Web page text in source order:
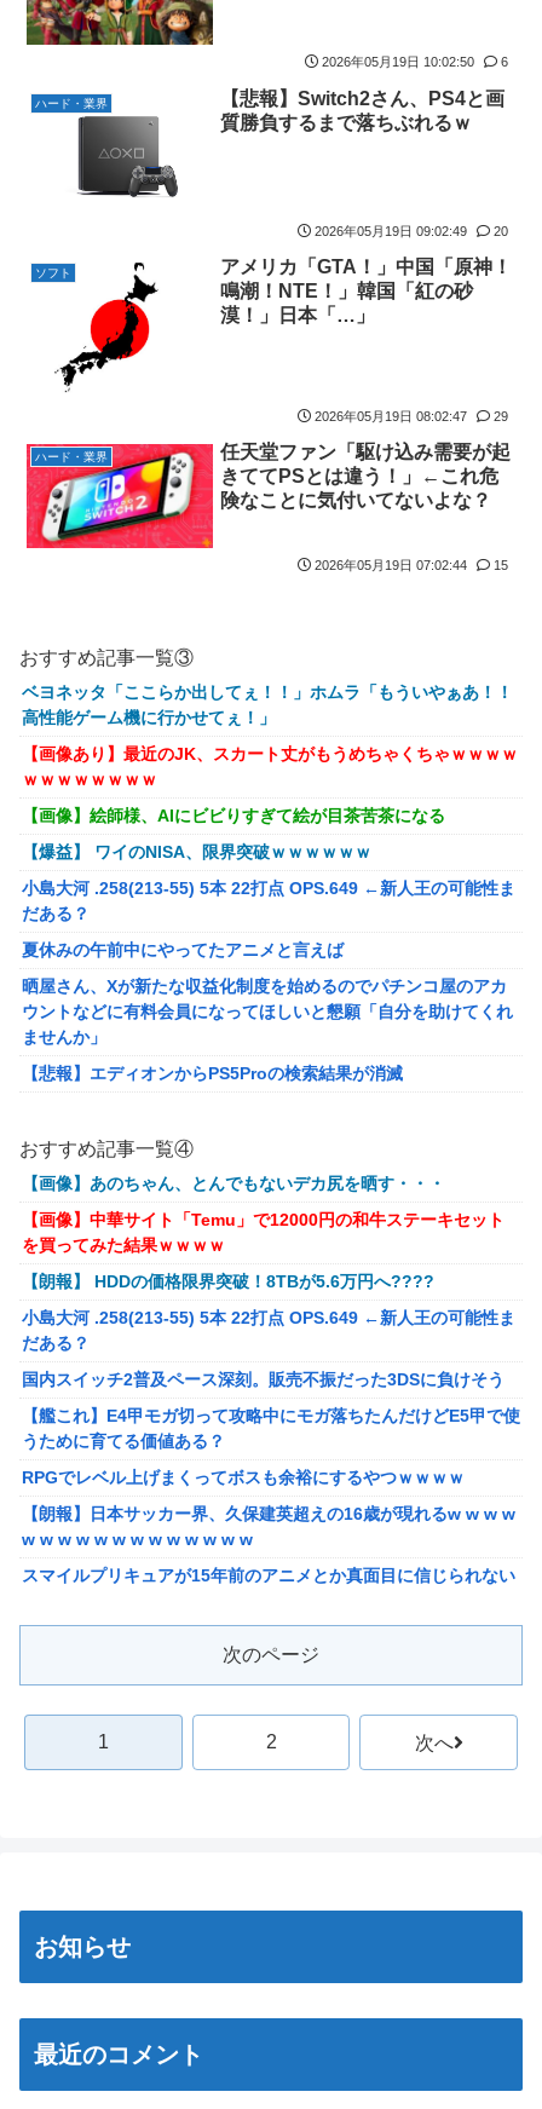
2026年05月19日 10:02:50 6
ハード・業界
【悲報】Switch2さん、PS4と画
質勝負するまで落ちぶれるｗ
2026年05月19日 09:02:49 20
ソフト
アメリカ「GTA！」中国「原神！
鳴潮！NTE！」韓国「紅の砂
漠！」日本「…」
2026年05月19日 08:02:47 29
ハード・業界
任天堂ファン「駆け込み需要が起
きててPSとは違う！」←これ危
険なことに気付いてないよな？
2026年05月19日 07:02:44 15
おすすめ記事一覧③
ベヨネッタ「ここらか出してぇ！！」ホムラ「もういやぁあ！！
高性能ゲーム機に行かせてぇ！」
【画像あり】最近のJK、スカート丈がもうめちゃくちゃｗｗｗｗ
ｗｗｗｗｗｗｗｗ
【画像】絵師様、AIにビビりすぎて絵が目茶苦茶になる
【爆益】 ワイのNISA、限界突破ｗｗｗｗｗｗ
小島大河 .258(213-55) 5本 22打点 OPS.649 ←新人王の可能性ま
だある？
夏休みの午前中にやってたアニメと言えば
晒屋さん、Xが新たな収益化制度を始めるのでパチンコ屋のアカ
ウントなどに有料会員になってほしいと懇願「自分を助けてくれ
ませんか」
【悲報】エディオンからPS5Proの検索結果が消滅
※ガンダム ガンキャノン ガンタンク ガン○○○ ←一番違和
感ないV作戦の4機目を考えた奴が優勝
【オリジナル可動フィギュア】WIND TOYS「タイタン スーパー
アクションマッスルボディ」可動フィギュア各種【予約開始】
【重音テト】コナミデフォルメフィギュア「重音テト 通常衣装
Ver.」「重音テト SV衣装Ver.」【彩色原型公開】
国内スイッチ2普及ペース深刻。販売不振だった3DSに負けそう
【艦これ】E4甲モガ切って攻略中にモガ落ちたんだけどE5甲で使
うために育てる価値ある？
RPGでレベル上げまくってボスも余裕にするやつｗｗｗｗ
【泣】年配夫婦が営む中華屋さん、休業を知らせる貼り紙に応援
コメントが続々と
【画像】森高千里（18）「私がオバさんになったらミニスカート
は無理よ」→現在ｗｗｗｗ
【画像あり】居酒屋「6人で長居して会計4939円！喋りたいだけ
なら公園に行ってくれ（怒」
【悲報】ちいかわ作者さん、「総額30億超」の大豪邸を建て
日本の防衛白書、ついに青春アニメ化ｗｗｗ 国防を語る本なのに
表紙が謎すぎる
タトゥー彫り師さん「刺青入れてる奴は全員バカです」→30万再
生ｗｗｗｗｗｗ
おすすめ記事一覧④
【画像】あのちゃん、とんでもないデカ尻を晒す・・・
【画像】中華サイト「Temu」で12000円の和牛ステーキセット
を買ってみた結果ｗｗｗｗ
【朗報】 HDDの価格限界突破！8TBが5.6万円へ????
小島大河 .258(213-55) 5本 22打点 OPS.649 ←新人王の可能性ま
だある？
国内スイッチ2普及ペース深刻。販売不振だった3DSに負けそう
【艦これ】E4甲モガ切って攻略中にモガ落ちたんだけどE5甲で使
うために育てる価値ある？
RPGでレベル上げまくってボスも余裕にするやつｗｗｗｗ
【朗報】日本サッカー界、久保建英超えの16歳が現れるw w w w
w w w w w w w w w w w w w
スマイルプリキュアが15年前のアニメとか真面目に信じられない
上wwwww
日本の防衛白書、ついに青春アニメ化ｗｗｗ 国防を語る本なのに
表紙が謎すぎる
禁止を発表
日本に対抗報復時、韓国のGDP3.1%減少…韓国の被害がより大き
次のページ
1 2 次へ
お知らせ
最近のコメント